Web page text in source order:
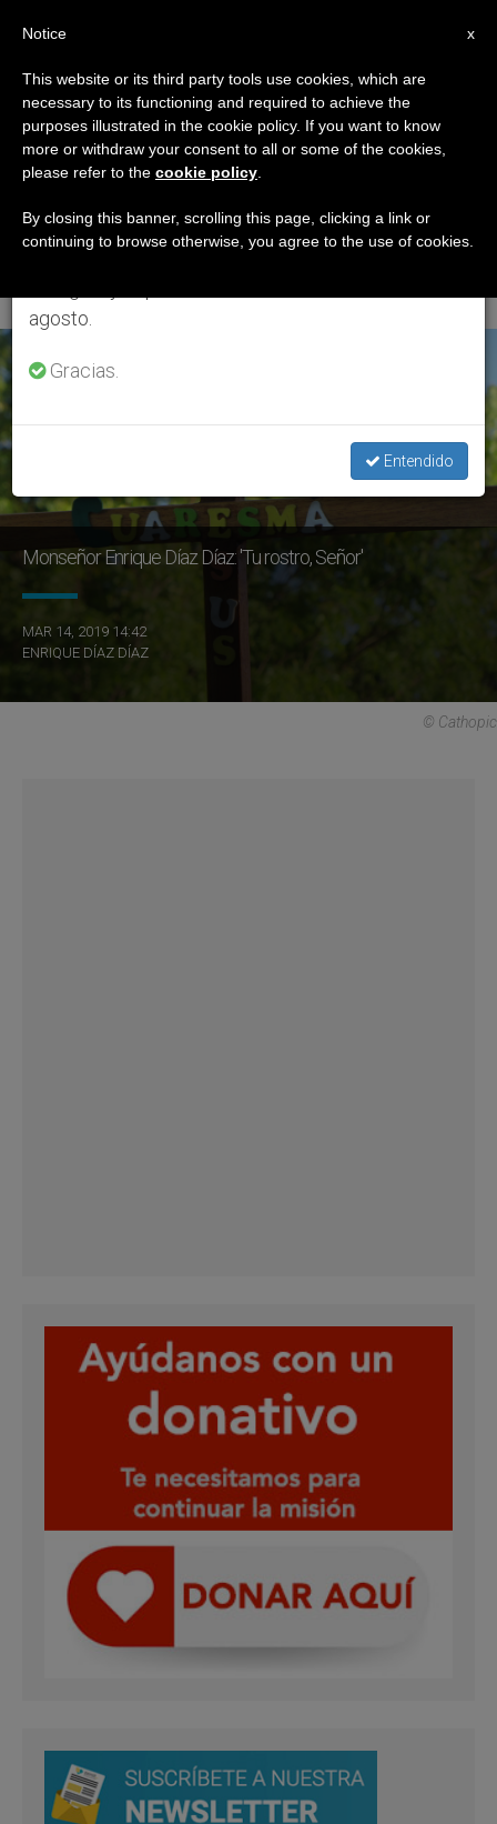
ETIQUETA
Posts Tagged ‘II
Domingo De
Cuaresma’
ÚLTIMAS NOTICIAS
Monseñor Enrique Díaz Díaz: 'Tu rostro, Señor'
MAR 14, 2019 14:42
ENRIQUE DÍAZ DÍAZ
© Cathopic
×
Aviso importante
Del 27 de julio al 7 de agosto haremos la pausa
anual, aprovechando que en el periodo de verano
se generan menos informaciones y también el
agosto.
Gracias.
Entendido
x
Notice
This website or its third party tools use cookies, which are
necessary to its functioning and required to achieve the
purposes illustrated in the cookie policy. If you want to know
more or withdraw your consent to all or some of the cookies,
please refer to the cookie policy
By closing this banner, scrolling this page, clicking a link or
continuing to browse otherwise, you agree to the use of cookies.